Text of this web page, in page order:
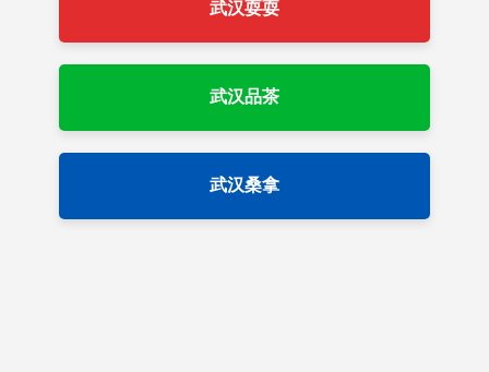
武汉耍耍
武汉品茶
武汉桑拿